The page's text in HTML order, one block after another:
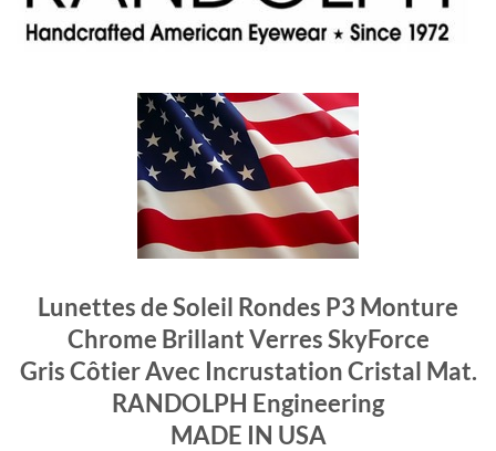
Lunettes de Soleil Rondes P3 Monture
Chrome Brillant Verres SkyForce
Gris Côtier Avec Incrustation Cristal Mat.
RANDOLPH Engineering
MADE IN USA